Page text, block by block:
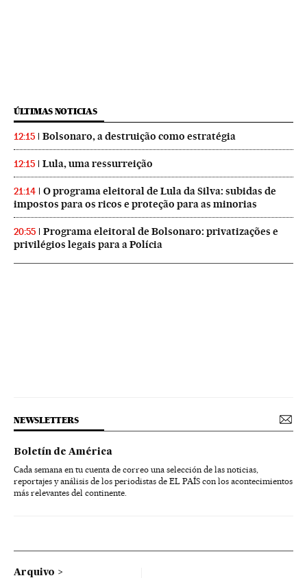
ÚLTIMAS NOTICIAS
12:15 Bolsonaro, a destruição como estratégia
12:15 Lula, uma ressurreição
21:14
O programa eleitoral de Lula da Silva: subidas de
impostos para os ricos e proteção para as minorias
20:55
Programa eleitoral de Bolsonaro: privatizações e
privilégios legais para a Polícia
NEWSLETTERS
Boletín de América
Cada semana en tu cuenta de correo una selección de las noticias,
reportajes y análisis de los periodistas de EL PAÍS con los acontecimientos
más relevantes del continente.
Arquivo